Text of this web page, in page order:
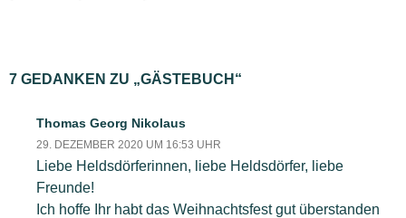
7 GEDANKEN ZU „GÄSTEBUCH“
Thomas Georg Nikolaus
29. DEZEMBER 2020 UM 16:53 UHR
Liebe Heldsdörferinnen, liebe Heldsdörfer, liebe
Freunde!
Ich hoffe Ihr habt das Weihnachtsfest gut überstanden